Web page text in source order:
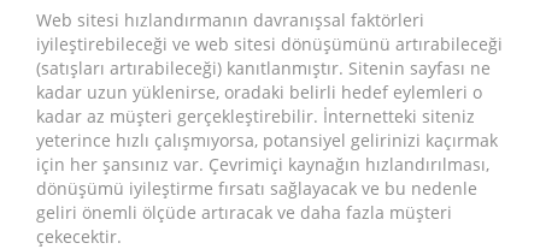
Web sitesi hızlandırmanın davranışsal faktörleri
iyileştirebileceği ve web sitesi dönüşümünü artırabileceği
(satışları artırabileceği) kanıtlanmıştır. Sitenin sayfası ne
kadar uzun yüklenirse, oradaki belirli hedef eylemleri o
kadar az müşteri gerçekleştirebilir. İnternetteki siteniz
yeterince hızlı çalışmıyorsa, potansiyel gelirinizi kaçırmak
için her şansınız var. Çevrimiçi kaynağın hızlandırılması,
dönüşümü iyileştirme fırsatı sağlayacak ve bu nedenle
geliri önemli ölçüde artıracak ve daha fazla müşteri
çekecektir.